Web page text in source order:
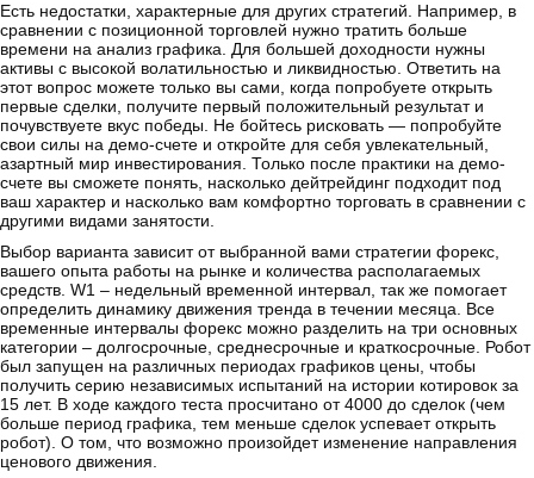
Есть недостатки, характерные для других стратегий. Например, в
сравнении с позиционной торговлей нужно тратить больше
времени на анализ графика. Для большей доходности нужны
активы с высокой волатильностью и ликвидностью. Ответить на
этот вопрос можете только вы сами, когда попробуете открыть
первые сделки, получите первый положительный результат и
почувствуете вкус победы. Не бойтесь рисковать — попробуйте
свои силы на демо-счете и откройте для себя увлекательный,
азартный мир инвестирования. Только после практики на демо-
счете вы сможете понять, насколько дейтрейдинг подходит под
ваш характер и насколько вам комфортно торговать в сравнении с
другими видами занятости.
Выбор варианта зависит от выбранной вами стратегии форекс,
вашего опыта работы на рынке и количества располагаемых
средств. W1 – недельный временной интервал, так же помогает
определить динамику движения тренда в течении месяца. Все
временные интервалы форекс можно разделить на три основных
категории – долгосрочные, среднесрочные и краткосрочные. Робот
был запущен на различных периодах графиков цены, чтобы
получить серию независимых испытаний на истории котировок за
15 лет. В ходе каждого теста просчитано от 4000 до сделок (чем
больше период графика, тем меньше сделок успевает открыть
робот). О том, что возможно произойдет изменение направления
ценового движения.